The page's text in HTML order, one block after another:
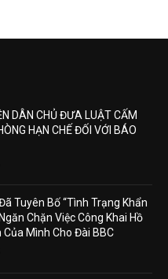
DÂN CHỦ ĐƯA LUẬT CẤM
HẠN CHẾ ĐỐI VỚI BÁO
Tuyên Bố “Tình Trạng Khẩn
Chặn Việc Công Khai Hồ
Của Mình Cho Đài BBC